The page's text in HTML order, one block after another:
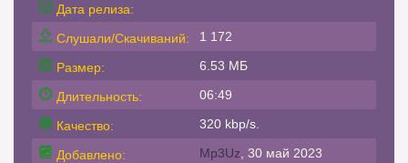
Дата релиза:
Слушали/Скачиваний:
1 172
Размер: 6.53 МБ
Длительность: 06:49
Качество: 320 kbp/s.
Добавлено: Mp3Uz , 30 май 2023